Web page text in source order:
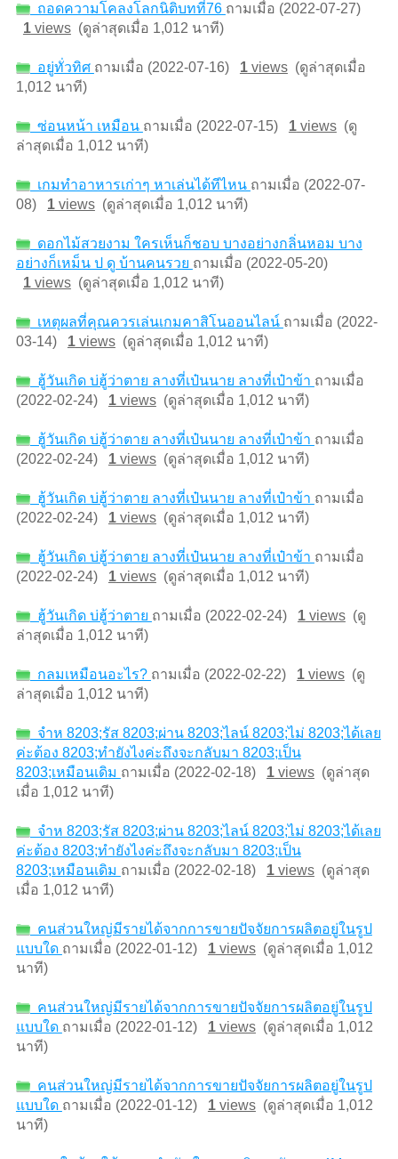
ถอดความโคลงโลกนิติบทที่76 ถามเมื่อ (2022-07-27)
1views(ดูล่าสุดเมื่อ 1,012 นาที)
อยู่ทั่วทิศ ถามเมื่อ (2022-07-16) 1views(ดูล่าสุดเมื่อ
1,012 นาที)
ซ่อนหน้า เหมือน ถามเมื่อ (2022-07-15) 1views(ดู
ล่าสุดเมื่อ 1,012 นาที)
เกมทำอาหารเก่าๆ หาเล่นได้ทีไหน ถามเมื่อ (2022-07-
08) 1views(ดูล่าสุดเมื่อ 1,012 นาที)
ดอกไม้สวยงาม ใครเห็นก็ชอบ บางอย่างกลิ่นหอม บาง
อย่างก็เหม็น ป ดู บ้านคนรวย ถามเมื่อ (2022-05-20)
1views(ดูล่าสุดเมื่อ 1,012 นาที)
เหตุผลที่คุณควรเล่นเกมคาสิโนออนไลน์ ถามเมื่อ (2022-
03-14) 1views(ดูล่าสุดเมื่อ 1,012 นาที)
ฮู้วันเกิด บ่ฮู้ว่าตาย ลางที่เป๋นนาย ลางที่เป๋าข้า ถามเมื่อ
(2022-02-24) 1views(ดูล่าสุดเมื่อ 1,012 นาที)
ฮู้วันเกิด บ่ฮู้ว่าตาย ลางที่เป๋นนาย ลางที่เป๋าข้า ถามเมื่อ
(2022-02-24) 1views(ดูล่าสุดเมื่อ 1,012 นาที)
ฮู้วันเกิด บ่ฮู้ว่าตาย ลางที่เป๋นนาย ลางที่เป๋าข้า ถามเมื่อ
(2022-02-24) 1views(ดูล่าสุดเมื่อ 1,012 นาที)
ฮู้วันเกิด บ่ฮู้ว่าตาย ลางที่เป๋นนาย ลางที่เป๋าข้า ถามเมื่อ
(2022-02-24) 1views(ดูล่าสุดเมื่อ 1,012 นาที)
ฮู้วันเกิด บ่ฮู้ว่าตาย ถามเมื่อ (2022-02-24) 1views(ดู
ล่าสุดเมื่อ 1,012 นาที)
กลมเหมือนอะไร? ถามเมื่อ (2022-02-22) 1views(ดู
ล่าสุดเมื่อ 1,012 นาที)
จำห 8203;รัส 8203;ผ่าน 8203;ไลน์ 8203;ไม่ 8203;ได้เลย
ค่ะต้อง 8203;ทำยังไงค่ะถึงจะกลับมา 8203;เป็น
8203;เหมือนเดิม ถามเมื่อ (2022-02-18) 1views(ดูล่าสุด
เมื่อ 1,012 นาที)
จำห 8203;รัส 8203;ผ่าน 8203;ไลน์ 8203;ไม่ 8203;ได้เลย
ค่ะต้อง 8203;ทำยังไงค่ะถึงจะกลับมา 8203;เป็น
8203;เหมือนเดิม ถามเมื่อ (2022-02-18) 1views(ดูล่าสุด
เมื่อ 1,012 นาที)
คนส่วนใหญ่มีรายได้จากการขายปัจจัยการผลิตอยู่ในรูป
แบบใด ถามเมื่อ (2022-01-12) 1views(ดูล่าสุดเมื่อ 1,012
นาที)
คนส่วนใหญ่มีรายได้จากการขายปัจจัยการผลิตอยู่ในรูป
แบบใด ถามเมื่อ (2022-01-12) 1views(ดูล่าสุดเมื่อ 1,012
นาที)
คนส่วนใหญ่มีรายได้จากการขายปัจจัยการผลิตอยู่ในรูป
แบบใด ถามเมื่อ (2022-01-12) 1views(ดูล่าสุดเมื่อ 1,012
นาที)